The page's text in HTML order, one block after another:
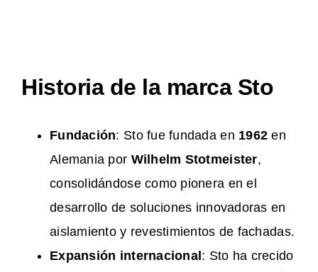
Historia de la marca Sto
Fundación: Sto fue fundada en 1962 en
Alemania por Wilhelm Stotmeister,
consolidándose como pionera en el
desarrollo de soluciones innovadoras en
aislamiento y revestimientos de fachadas.
Expansión internacional : Sto ha crecido